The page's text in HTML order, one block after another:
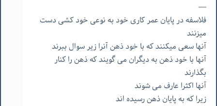
—
فلاسفه در پایان عمر کاری خود به نوعی خود کشی دست
میزنند
آنها سعی میکنند که با خود ذهن آنرا زیر سوال ببرند
آنها با خود ذهن به دیگران می گویند که ذهن را کنار
بگذارند
آنها اکثرا عارف می شوند
زیراکهبهپایانذهنرسیدهاند